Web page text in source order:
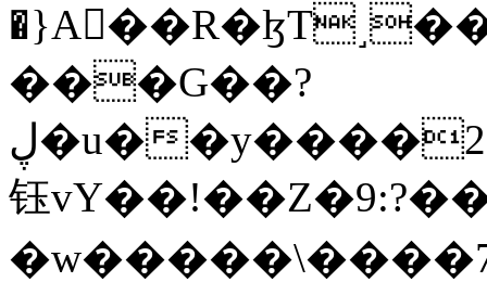
���G��?
ڸ�u��y����2o�Gc���t!W���k+(���
钰vY��!��Z�9:?�
�w��